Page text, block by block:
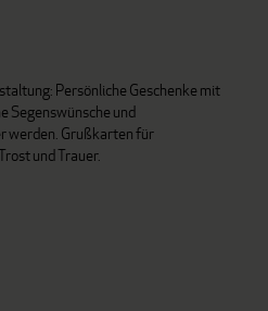
Persönliche Geschenke mit
Segenswünsche und
werden. Grußkarten für
und Trauer.